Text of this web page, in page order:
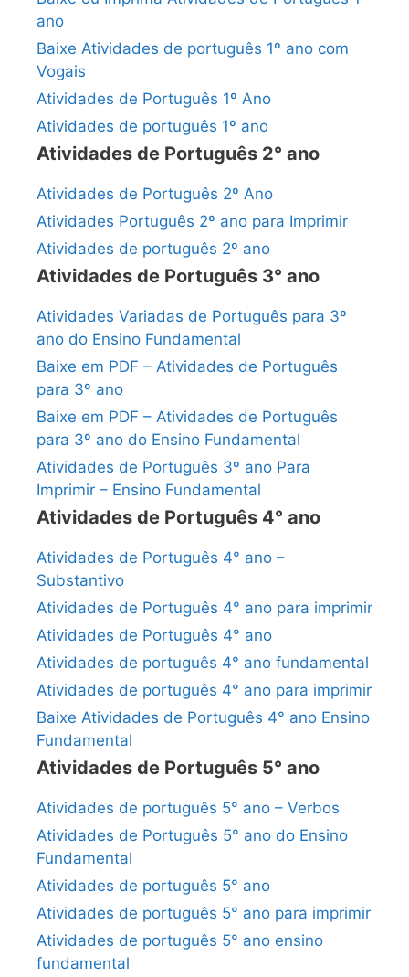
ano
Baixe Atividades de português 1º ano com
Vogais
Atividades de Português 1º Ano
Atividades de português 1º ano
Atividades de Português 2° ano
Atividades de Português 2º Ano
Atividades Português 2º ano para Imprimir
Atividades de português 2º ano
Atividades de Português 3° ano
Atividades Variadas de Português para 3º
ano do Ensino Fundamental
Baixe em PDF – Atividades de Português
para 3º ano
Baixe em PDF – Atividades de Português
para 3º ano do Ensino Fundamental
Atividades de Português 3º ano Para
Imprimir – Ensino Fundamental
Atividades de Português 4° ano
Atividades de Português 4° ano –
Substantivo
Atividades de Português 4° ano para imprimir
Atividades de Português 4° ano
Atividades de português 4° ano fundamental
Atividades de português 4° ano para imprimir
Baixe Atividades de Português 4° ano Ensino
Fundamental
Atividades de Português 5° ano
Atividades de português 5° ano – Verbos
Atividades de Português 5° ano do Ensino
Fundamental
Atividades de português 5° ano
Atividades de português 5° ano para imprimir
Atividades de português 5° ano ensino
fundamental